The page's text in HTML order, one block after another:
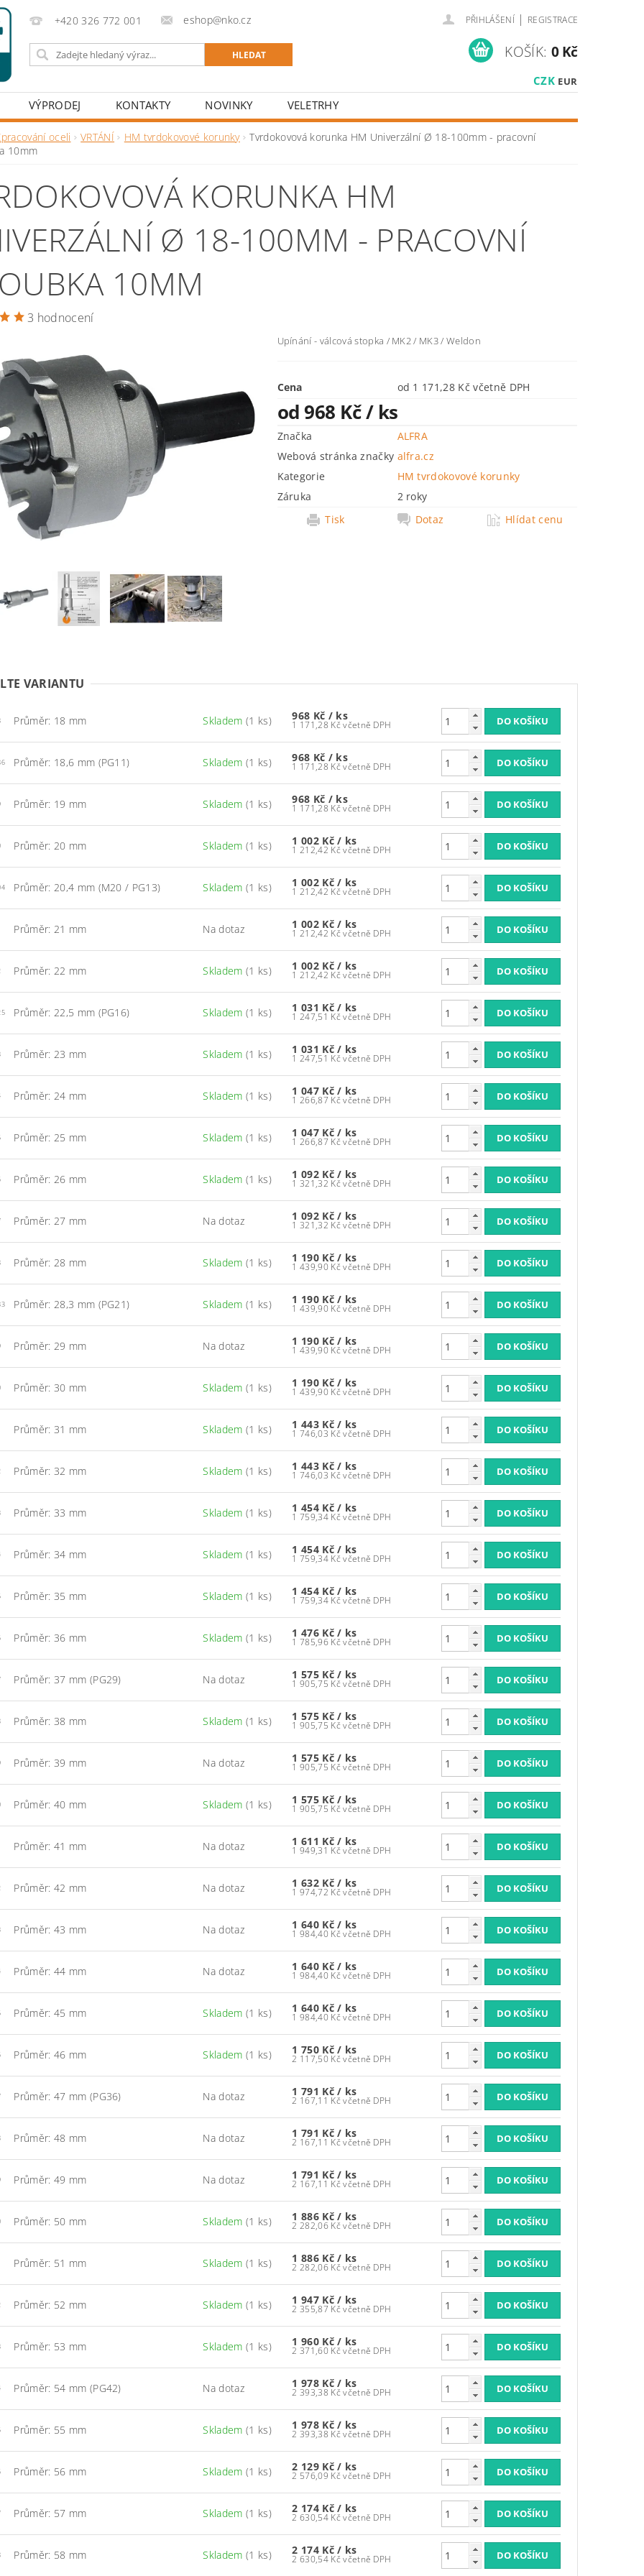
+420 326 772 001 eshop@nko.cz PŘIHLÁŠENÍ | REGISTRACE
CZK EUR
KOŠÍK: 0 Kč
VÝPRODEJ KONTAKTY NOVINKY VELETRHY
oceli VRTÁNÍ HM tvrdokovové korunky
Tvrdokovová korunka HM Univerzální Ø 18-100mm - pracovní
10mm
KORUNKA HM
Ø 18-100MM - PRACOVNÍ
10MM
3 hodnocení
Upínání - válcová stopka / MK2 / MK3 / Weldon
Cena od 1 171,28 Kč včetně DPH
od 968 Kč/ ks
Značka
ALFRA
Webová stránka značky alfra.cz
Kategorie
HM tvrdokovové korunky
Záruka
2 roky
Tisk
Dotaz Hlídat cenu
VARIANTU
Průměr: 18 mm Skladem (1 ks) 968 Kč / ks
1 171,28 Kč včetně DPH
Průměr: 18,6 mm (PG11) Skladem (1 ks) 968 Kč / ks
1 171,28 Kč včetně DPH
Průměr: 19 mm Skladem (1 ks) 968 Kč / ks
1 171,28 Kč včetně DPH
Průměr: 20 mm Skladem (1 ks) 1 002 Kč/ ks
1 212,42 Kč včetně DPH
Průměr: 20,4 mm (M20 / PG13) Skladem (1 ks) 1 002 Kč/ ks
1 212,42 Kč včetně DPH
Průměr: 21 mm Na dotaz 1 002 Kč/ ks
1 212,42 Kč včetně DPH
Průměr: 22 mm Skladem (1 ks) 1 002 Kč/ ks
1 212,42 Kč včetně DPH
Průměr: 22,5 mm (PG16) Skladem (1 ks) 1 031 Kč/ ks
1 247,51 Kč včetně DPH
Průměr: 23 mm Skladem (1 ks) 1 031 Kč/ ks
1 247,51 Kč včetně DPH
Průměr: 24 mm Skladem (1 ks) 1 047 Kč/ ks
1 266,87 Kč včetně DPH
Průměr: 25 mm Skladem (1 ks) 1 047 Kč/ ks
1 266,87 Kč včetně DPH
Průměr: 26 mm Skladem (1 ks) 1 092 Kč/ ks
1 321,32 Kč včetně DPH
Průměr: 27 mm Na dotaz 1 092 Kč/ ks
1 321,32 Kč včetně DPH
Průměr: 28 mm Skladem (1 ks) 1 190 Kč/ ks
1 439,90 Kč včetně DPH
Průměr: 28,3 mm (PG21) Skladem (1 ks) 1 190 Kč/ ks
1 439,90 Kč včetně DPH
Průměr: 29 mm Na dotaz 1 190 Kč/ ks
1 439,90 Kč včetně DPH
Průměr: 30 mm Skladem (1 ks) 1 190 Kč/ ks
1 439,90 Kč včetně DPH
Průměr: 31 mm Skladem (1 ks) 1 443 Kč/ ks
1 746,03 Kč včetně DPH
Průměr: 32 mm Skladem (1 ks) 1 443 Kč/ ks
1 746,03 Kč včetně DPH
Průměr: 33 mm Skladem (1 ks) 1 454 Kč/ ks
1 759,34 Kč včetně DPH
Průměr: 34 mm Skladem (1 ks) 1 454 Kč/ ks
1 759,34 Kč včetně DPH
Průměr: 35 mm Skladem (1 ks) 1 454 Kč/ ks
1 759,34 Kč včetně DPH
Průměr: 36 mm Skladem (1 ks) 1 476 Kč/ ks
1 785,96 Kč včetně DPH
Průměr: 37 mm (PG29) Na dotaz 1 575 Kč/ ks
1 905,75 Kč včetně DPH
Průměr: 38 mm Skladem (1 ks) 1 575 Kč/ ks
1 905,75 Kč včetně DPH
Průměr: 39 mm Na dotaz 1 575 Kč/ ks
1 905,75 Kč včetně DPH
Průměr: 40 mm Skladem (1 ks) 1 575 Kč/ ks
1 905,75 Kč včetně DPH
Průměr: 41 mm Na dotaz 1 611 Kč/ ks
1 949,31 Kč včetně DPH
Průměr: 42 mm Na dotaz 1 632 Kč/ ks
1 974,72 Kč včetně DPH
Průměr: 43 mm Na dotaz 1 640 Kč/ ks
1 984,40 Kč včetně DPH
Průměr: 44 mm Na dotaz 1 640 Kč/ ks
1 984,40 Kč včetně DPH
Průměr: 45 mm Skladem (1 ks) 1 640 Kč/ ks
1 984,40 Kč včetně DPH
Průměr: 46 mm Skladem (1 ks) 1 750 Kč/ ks
2 117,50 Kč včetně DPH
Průměr: 47 mm (PG36) Na dotaz 1 791 Kč/ ks
2 167,11 Kč včetně DPH
Průměr: 48 mm Na dotaz 1 791 Kč/ ks
2 167,11 Kč včetně DPH
Průměr: 49 mm Na dotaz 1 791 Kč/ ks
2 167,11 Kč včetně DPH
Průměr: 50 mm Skladem (1 ks) 1 886 Kč/ ks
2 282,06 Kč včetně DPH
Průměr: 51 mm Skladem (1 ks) 1 886 Kč/ ks
2 282,06 Kč včetně DPH
Průměr: 52 mm Skladem (1 ks) 1 947 Kč/ ks
2 355,87 Kč včetně DPH
Průměr: 53 mm Skladem (1 ks) 1 960 Kč/ ks
2 371,60 Kč včetně DPH
Průměr: 54 mm (PG42) Na dotaz 1 978 Kč/ ks
2 393,38 Kč včetně DPH
Průměr: 55 mm Skladem (1 ks) 1 978 Kč/ ks
2 393,38 Kč včetně DPH
Průměr: 56 mm Skladem (1 ks) 2 129 Kč/ ks
2 576,09 Kč včetně DPH
Průměr: 57 mm Skladem (1 ks) 2 174 Kč/ ks
2 630,54 Kč včetně DPH
Průměr: 58 mm Skladem (1 ks) 2 174 Kč/ ks
2 630,54 Kč včetně DPH